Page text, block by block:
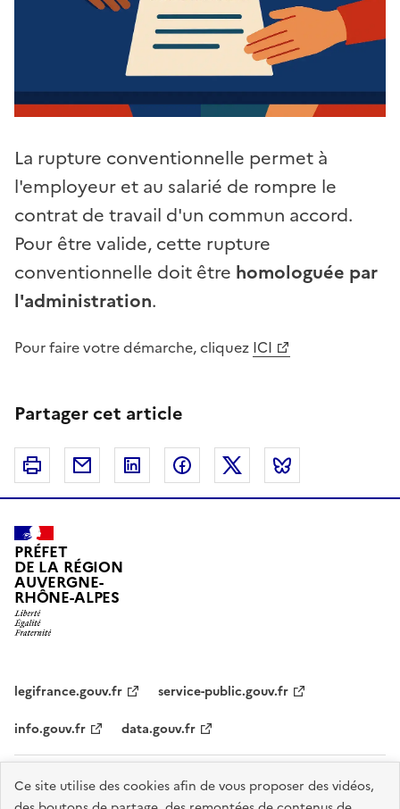
Ce site utilise des cookies afin de vous proposer des vidéos,
La rupture conventionnelle permet à
l'employeur et au salarié de rompre le
contrat de travail d'un commun accord.
Pour être valide, cette rupture
conventionnelle doit être homologuée par
l'administration.
Pour faire votre démarche, cliquez ICI
Partager cet article
Imprimer Courriel Linkedin FacebookTwitter
PRÉFET
DE LA RÉGION
AUVERGNE-
RHÔNE-ALPES
legifrance.gouv.fr
service-public.gouv.fr
info.gouv.fr
data.gouv.fr
Plan du site Données personnelles et cookies
Accessibilité :